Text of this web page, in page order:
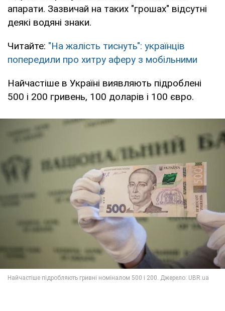
апарати. Зазвичай на таких "грошах" відсутні
деякі водяні знаки.
Читайте: "На жалість тиснуть": українців
попередили про хитру аферу з мобільними
Найчастіше в Україні виявляють підроблені
500 і 200 гривень, 100 доларів і 100 євро.